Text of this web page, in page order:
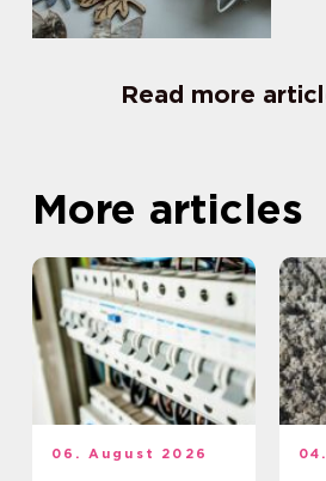
Read more
More articles
06. August 2026